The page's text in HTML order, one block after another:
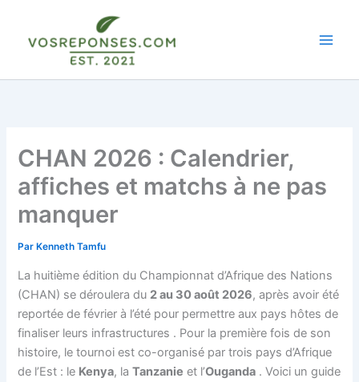
contenu
CHAN 2026 : Calendrier,
affiches et matchs à ne pas
manquer
Par Kenneth Tamfu
La huitième édition du Championnat d’Afrique des Nations
(CHAN) se déroulera du 2 au 30 août 2026, après avoir été
reportée de février à l’été pour permettre aux pays hôtes de
finaliser leurs infrastructures . Pour la première fois de son
histoire, le tournoi est co-organisé par trois pays d’Afrique
de l’Est : le Kenya, laTanzanie et l’Ouganda . Voici un guide